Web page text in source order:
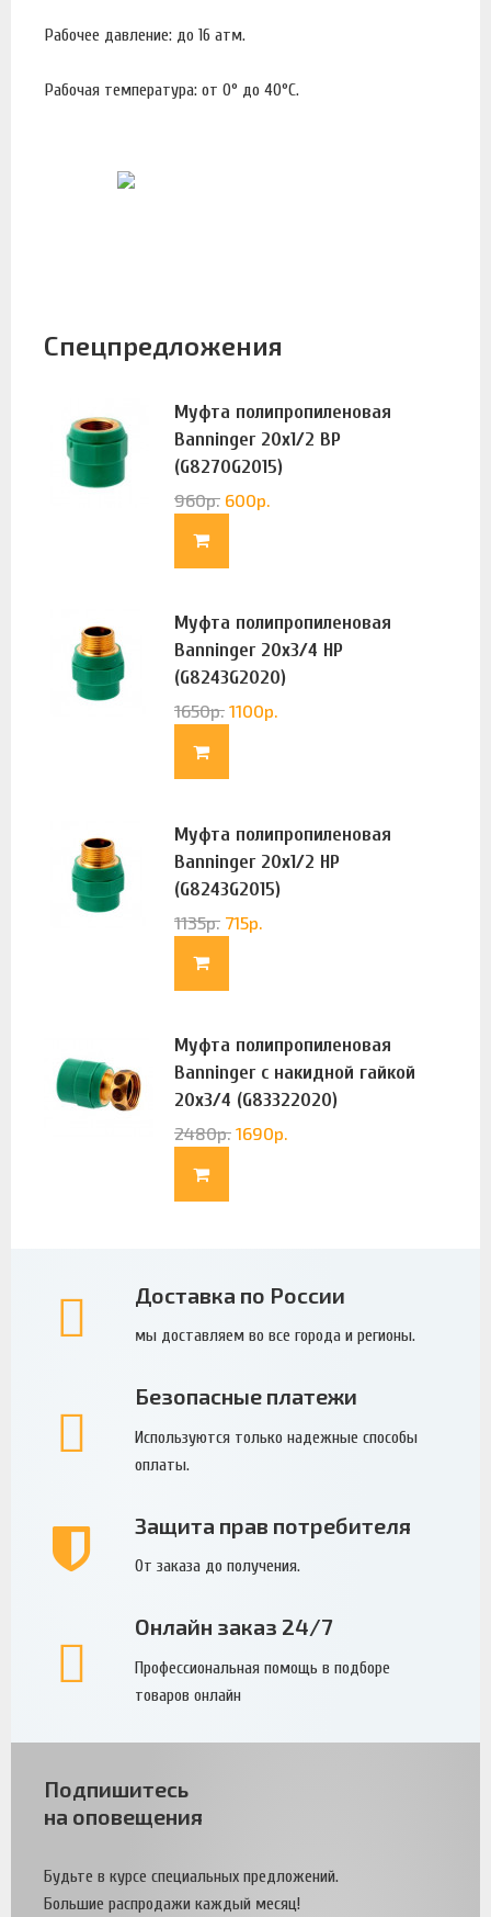
Рабочее давление: до 16 атм.
Рабочая температура: от 0° до 40°С.
Спецпредложения
Муфта полипропиленовая
Banninger 20х1/2 ВР
(G8270G2015)
960р. 600р.
Муфта полипропиленовая
Banninger 20х3/4 НР
(G8243G2020)
1650р. 1100р.
Муфта полипропиленовая
Banninger 20х1/2 НР
(G8243G2015)
1135р. 715р.
Муфта полипропиленовая
Banninger с накидной гайкой
20х3/4 (G83322020)
2480р. 1690р.
Доставка по России
мы доставляем во все города и регионы.
Безопасные платежи
Используются только надежные способы
оплаты.
Защита прав потребителя
От заказа до получения.
Онлайн заказ 24/7
Профессиональная помощь в подборе
товаров онлайн
Подпишитесь
на оповещения
Будьте в курсе специальных предложений.
Большие распродажи каждый месяц!